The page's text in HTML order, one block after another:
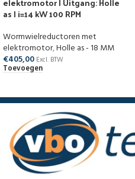
as | i=14 kW 100 RPM
Wormwielreductoren met
elektromotor,Holle as - 18 MM
€405,00 Excl. BTW
Toevoegen